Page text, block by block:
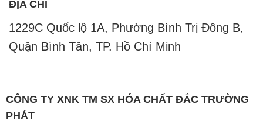
ĐỊA CHỈ
1229C Quốc lộ 1A, Phường Bình Trị Đông B,
Quận Bình Tân, TP. Hồ Chí Minh
CÔNG TY XNK TM SX HÓA CHẤT ĐẮC TRƯỜNG
PHÁT